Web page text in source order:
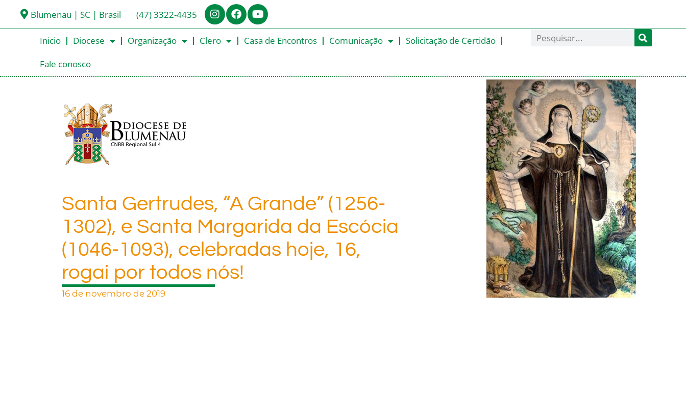
Blumenau | SC | Brasil (47) 3322-4435
Inicio Diocese Organização Clero Casa de Encontros Comunicação
Solicitação de Certidão
Fale conosco
Santa Gertrudes, “A Grande” (1256-
1302), e Santa Margarida da Escócia
(1046-1093), celebradas hoje, 16,
rogai por todos nós!
16 de novembro de 2019